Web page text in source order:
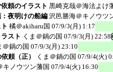
頼のイラスト 黒崎克哉＠海法よけ
夜明けの船編 沢邑勝海＠キノウツ
橘＠akiharu国 07/9/3(月) 1:17
スト くま＠鍋の国 07/9/3(月) 22:58
＠鍋の国 07/9/3(月) 23:10
頼（正）
くま＠鍋の国 07/9/4(火)
キノウツン藩国 07/9/4(火) 16:30